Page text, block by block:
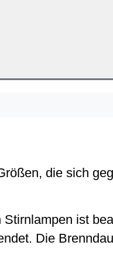
die sich
ist
Die